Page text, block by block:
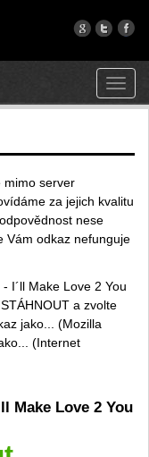
mimo server
za jejich kvalitu
nese
Vám odkaz nefunguje
I´ll Make Love 2 You
a zvolte
jako... (Mozilla
(Internet
Make Love 2 You